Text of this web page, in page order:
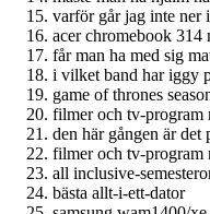
varför går jag inte ner
acer chromebook 314
får man ha med sig
i vilket band har iggy
game of thrones
filmer och tv-program
den här gången är
filmer och tv-program
all inclusive-
bästa allt-i-ett-dator